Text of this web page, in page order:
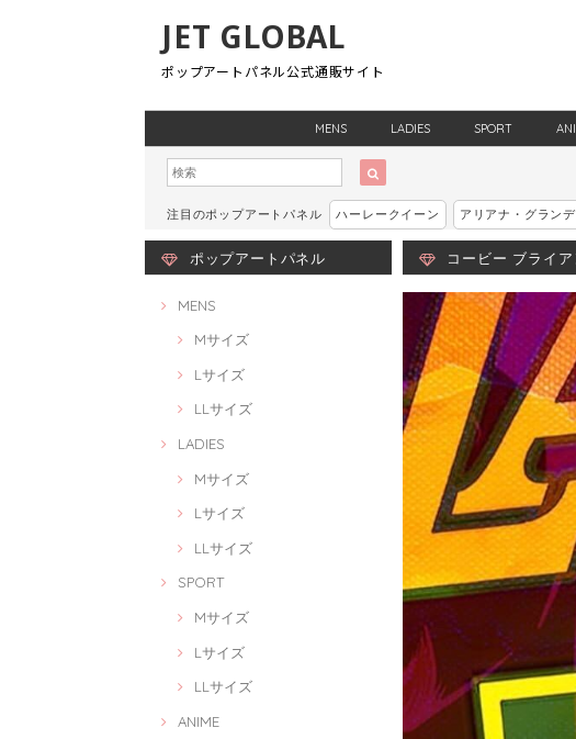
JET GLOBAL
ポップアートパネル公式通販サイト
MENS LADIES SPORT
注目のポップアートパネル ハーレークイーン アリアナ・グランデ
ポップアートパネル
MENS
Mサイズ
Lサイズ
LLサイズ
LADIES
Mサイズ
Lサイズ
LLサイズ
SPORT
Mサイズ
Lサイズ
LLサイズ
ANIME
コービー ブライ